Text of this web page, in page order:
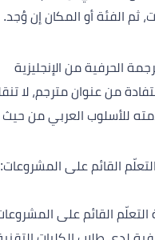
ثم الفئة أو المكان إن وُجد.
الحرفية من الإنجليزية
من عنوان مترجم، لا
للأسلوب العربي من حيث
القائم على
التعلّم القائم على